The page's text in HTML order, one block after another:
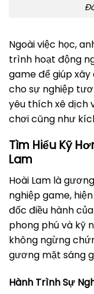
Ngoài việc học,
trình hoạt động
game để giúp
cho sự nghiệp
yêu thích xê dịch
chơi cũng như
Tìm Hiểu Kỹ
Lam
Hoài Lam là
nghiệp game,
đốc điều hành
phong phú và kỹ
không ngừng
gương mặt sáng
Hành Trình Sự